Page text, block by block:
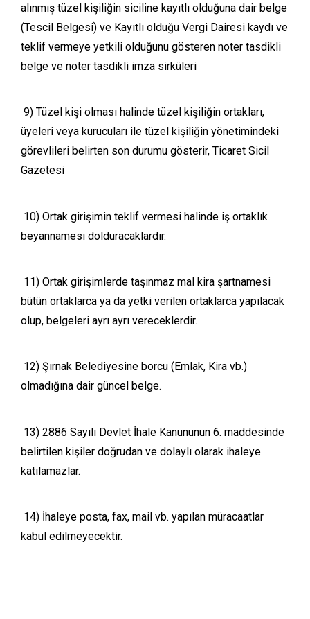
alınmış tüzel kişiliğin siciline kayıtlı olduğuna dair belge
(Tescil Belgesi) ve Kayıtlı olduğu Vergi Dairesi kaydı ve
teklif vermeye yetkili olduğunu gösteren noter tasdikli
belge ve noter tasdikli imza sirküleri
9) Tüzel kişi olması halinde tüzel kişiliğin ortakları,
üyeleri veya kurucuları ile tüzel kişiliğin yönetimindeki
görevlileri belirten son durumu gösterir, Ticaret Sicil
Gazetesi
10) Ortak girişimin teklif vermesi halinde iş ortaklık
beyannamesi dolduracaklardır.
11) Ortak girişimlerde taşınmaz mal kira şartnamesi
bütün ortaklarca ya da yetki verilen ortaklarca yapılacak
olup, belgeleri ayrı ayrı vereceklerdir.
12) Şırnak Belediyesine borcu (Emlak, Kira vb.)
olmadığına dair güncel belge.
13) 2886 Sayılı Devlet İhale Kanununun 6. maddesinde
belirtilen kişiler doğrudan ve dolaylı olarak ihaleye
katılamazlar.
14) İhaleye posta, fax, mail vb. yapılan müracaatlar
kabul edilmeyecektir.